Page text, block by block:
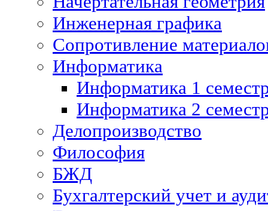
Инженерная графика
Сопротивление
Информатика
Информатика 1
Информатика 2
Делопроизводство
Философия
БЖД
Бухгалтерский учет и